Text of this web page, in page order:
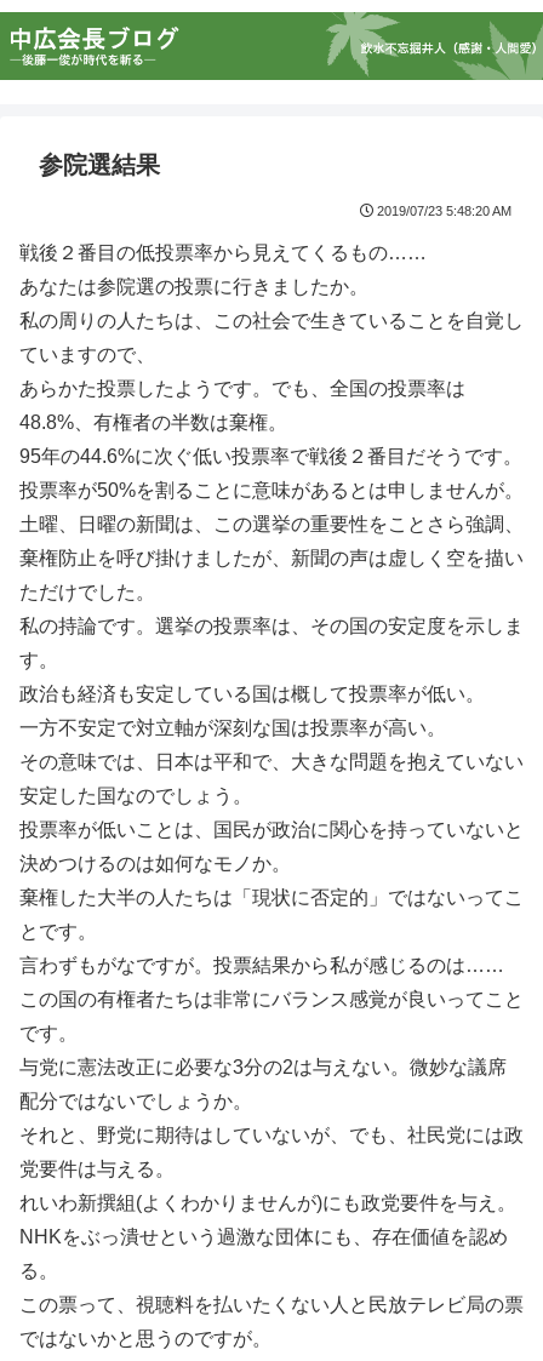
参院選結果
2019/07/23 5:48:20 AM
戦後２番目の低投票率から見えてくるもの……
あなたは参院選の投票に行きましたか。
私の周りの人たちは、この社会で生きていることを自覚し
ていますので、
あらかた投票したようです。でも、全国の投票率は
48.8%、有権者の半数は棄権。
95年の44.6%に次ぐ低い投票率で戦後２番目だそうです。
投票率が50%を割ることに意味があるとは申しませんが。
土曜、日曜の新聞は、この選挙の重要性をことさら強調、
棄権防止を呼び掛けましたが、新聞の声は虚しく空を描い
ただけでした。
私の持論です。選挙の投票率は、その国の安定度を示しま
す。
政治も経済も安定している国は概して投票率が低い。
一方不安定で対立軸が深刻な国は投票率が高い。
その意味では、日本は平和で、大きな問題を抱えていない
安定した国なのでしょう。
投票率が低いことは、国民が政治に関心を持っていないと
決めつけるのは如何なモノか。
棄権した大半の人たちは「現状に否定的」ではないってこ
とです。
言わずもがなですが。投票結果から私が感じるのは……
この国の有権者たちは非常にバランス感覚が良いってこと
です。
与党に憲法改正に必要な3分の2は与えない。微妙な議席
配分ではないでしょうか。
それと、野党に期待はしていないが、でも、社民党には政
党要件は与える。
れいわ新撰組(よくわかりませんが)にも政党要件を与え。
NHKをぶっ潰せという過激な団体にも、存在価値を認め
る。
この票って、視聴料を払いたくない人と民放テレビ局の票
ではないかと思うのですが。